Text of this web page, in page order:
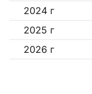
2024 г
2025 г
2026 г